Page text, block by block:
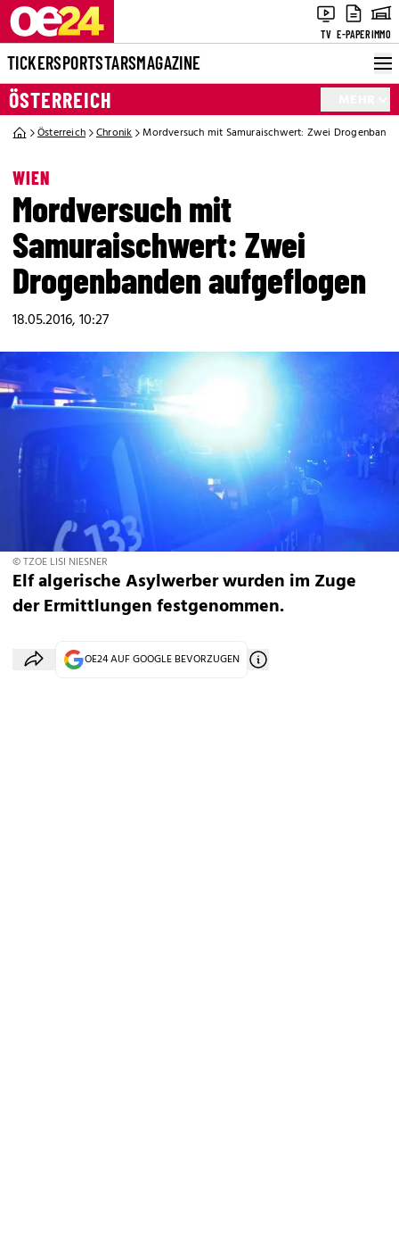
TV E-PAPERIMMO
TICKERSPORTSTARSMAGAZINE
ÖSTERREICH
Österreich Chronik Mordversuch mit Samuraischwert: Zwei
WIEN
Mordversuch mit
Samuraischwert: Zwei
Drogenbanden aufgeflogen
18.05.2016, 10:27
© TZOE LISI NIESNER
Elf algerische Asylwerber wurden im Zuge
der Ermittlungen festgenommen.
OE24 AUF GOOGLE BEVORZUGEN